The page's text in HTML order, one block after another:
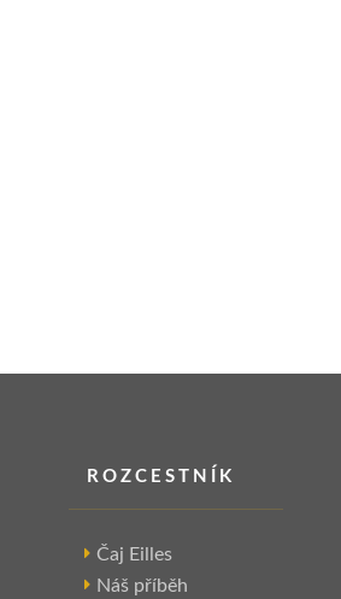
ROZCESTNÍK
Čaj Eilles
Náš příběh